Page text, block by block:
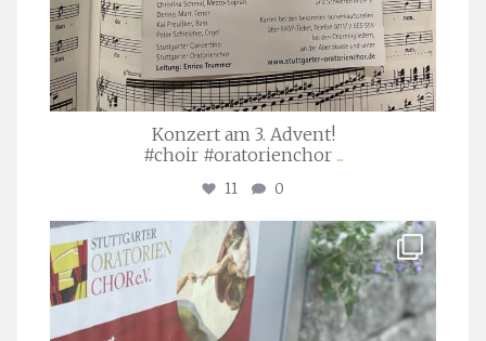
Konzert am 3. Advent!
#choir #oratorienchor ...
11 0
stuttgarter_oratorienchor
Juli 23